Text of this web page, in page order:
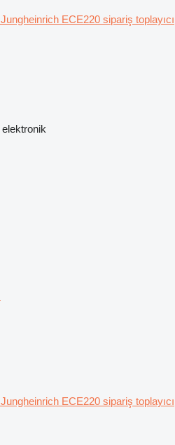
Jungheinrich ECE220 sipariş toplayıcı
elektronik
Jungheinrich ECE220 sipariş toplayıcı